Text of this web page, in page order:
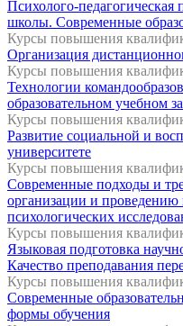
Психолого-педагогическая
школы. Современные
Курсы повышения
Организация
Курсы повышения
Технологии
образовательном учебном
Курсы повышения
Развитие социальной и
университете
Курсы повышения
Современные подходы и
организации и проведению
психологических
Курсы повышения
Языковая подготовка
Качество преподавания
Курсы повышения
Современные
формы обучения